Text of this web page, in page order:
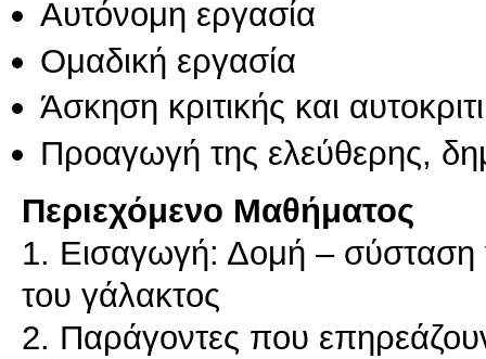
Αυτόνομη εργασία
Ομαδική εργασία
Άσκηση κριτικής και
Προαγωγή της ελεύθερης,
Περιεχόμενο Μαθήματος
1. Εισαγωγή: Δομή – σύσταση
του γάλακτος
2. Παράγοντες που